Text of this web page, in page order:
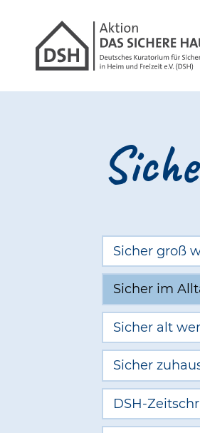
Sicher groß
Sicher im
Sicher alt
Sicher
DSH-